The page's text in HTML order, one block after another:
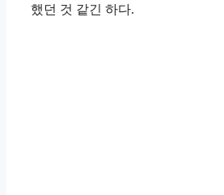
했던 것 같긴 하다.